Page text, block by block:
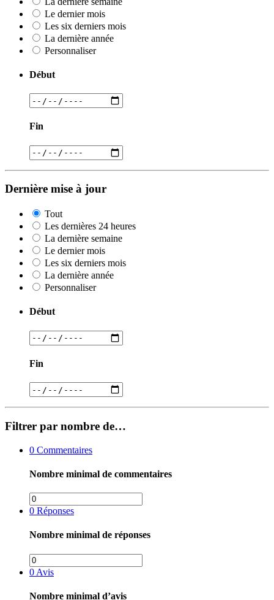
Le dernier mois
Les six derniers mois
La dernière année
Personnaliser
Début
Fin
Dernière mise à jour
Tout
Les dernières 24 heures
La dernière semaine
Le dernier mois
Les six derniers mois
La dernière année
Personnaliser
Début
Fin
Filtrer par nombre de…
0 Commentaires
Nombre minimal de commentaires
0 Réponses
Nombre minimal de réponses
0 Avis
Nombre minimal d’avis